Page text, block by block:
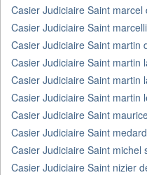
Casier Judiciaire Saint
Casier Judiciaire Saint
Casier Judiciaire Saint martin
Casier Judiciaire Saint martin
Casier Judiciaire Saint martin
Casier Judiciaire Saint martin
Casier Judiciaire Saint
Casier Judiciaire Saint
Casier Judiciaire Saint michel
Casier Judiciaire Saint nizier